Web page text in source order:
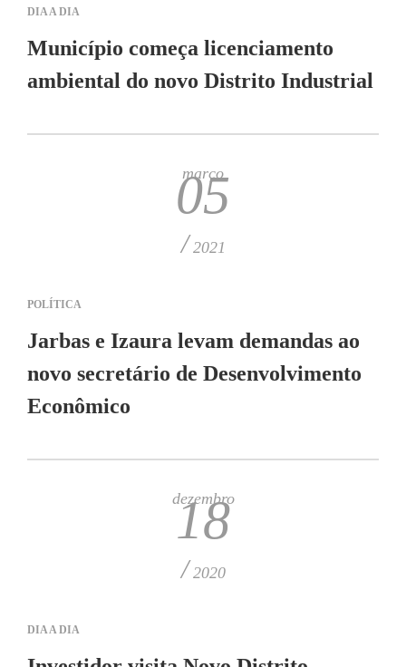
DIA A DIA
Município começa licenciamento
ambiental do novo Distrito Industrial
março
05
/ 2021
POLÍTICA
Jarbas e Izaura levam demandas ao
novo secretário de Desenvolvimento
Econômico
dezembro
18
/ 2020
DIA A DIA